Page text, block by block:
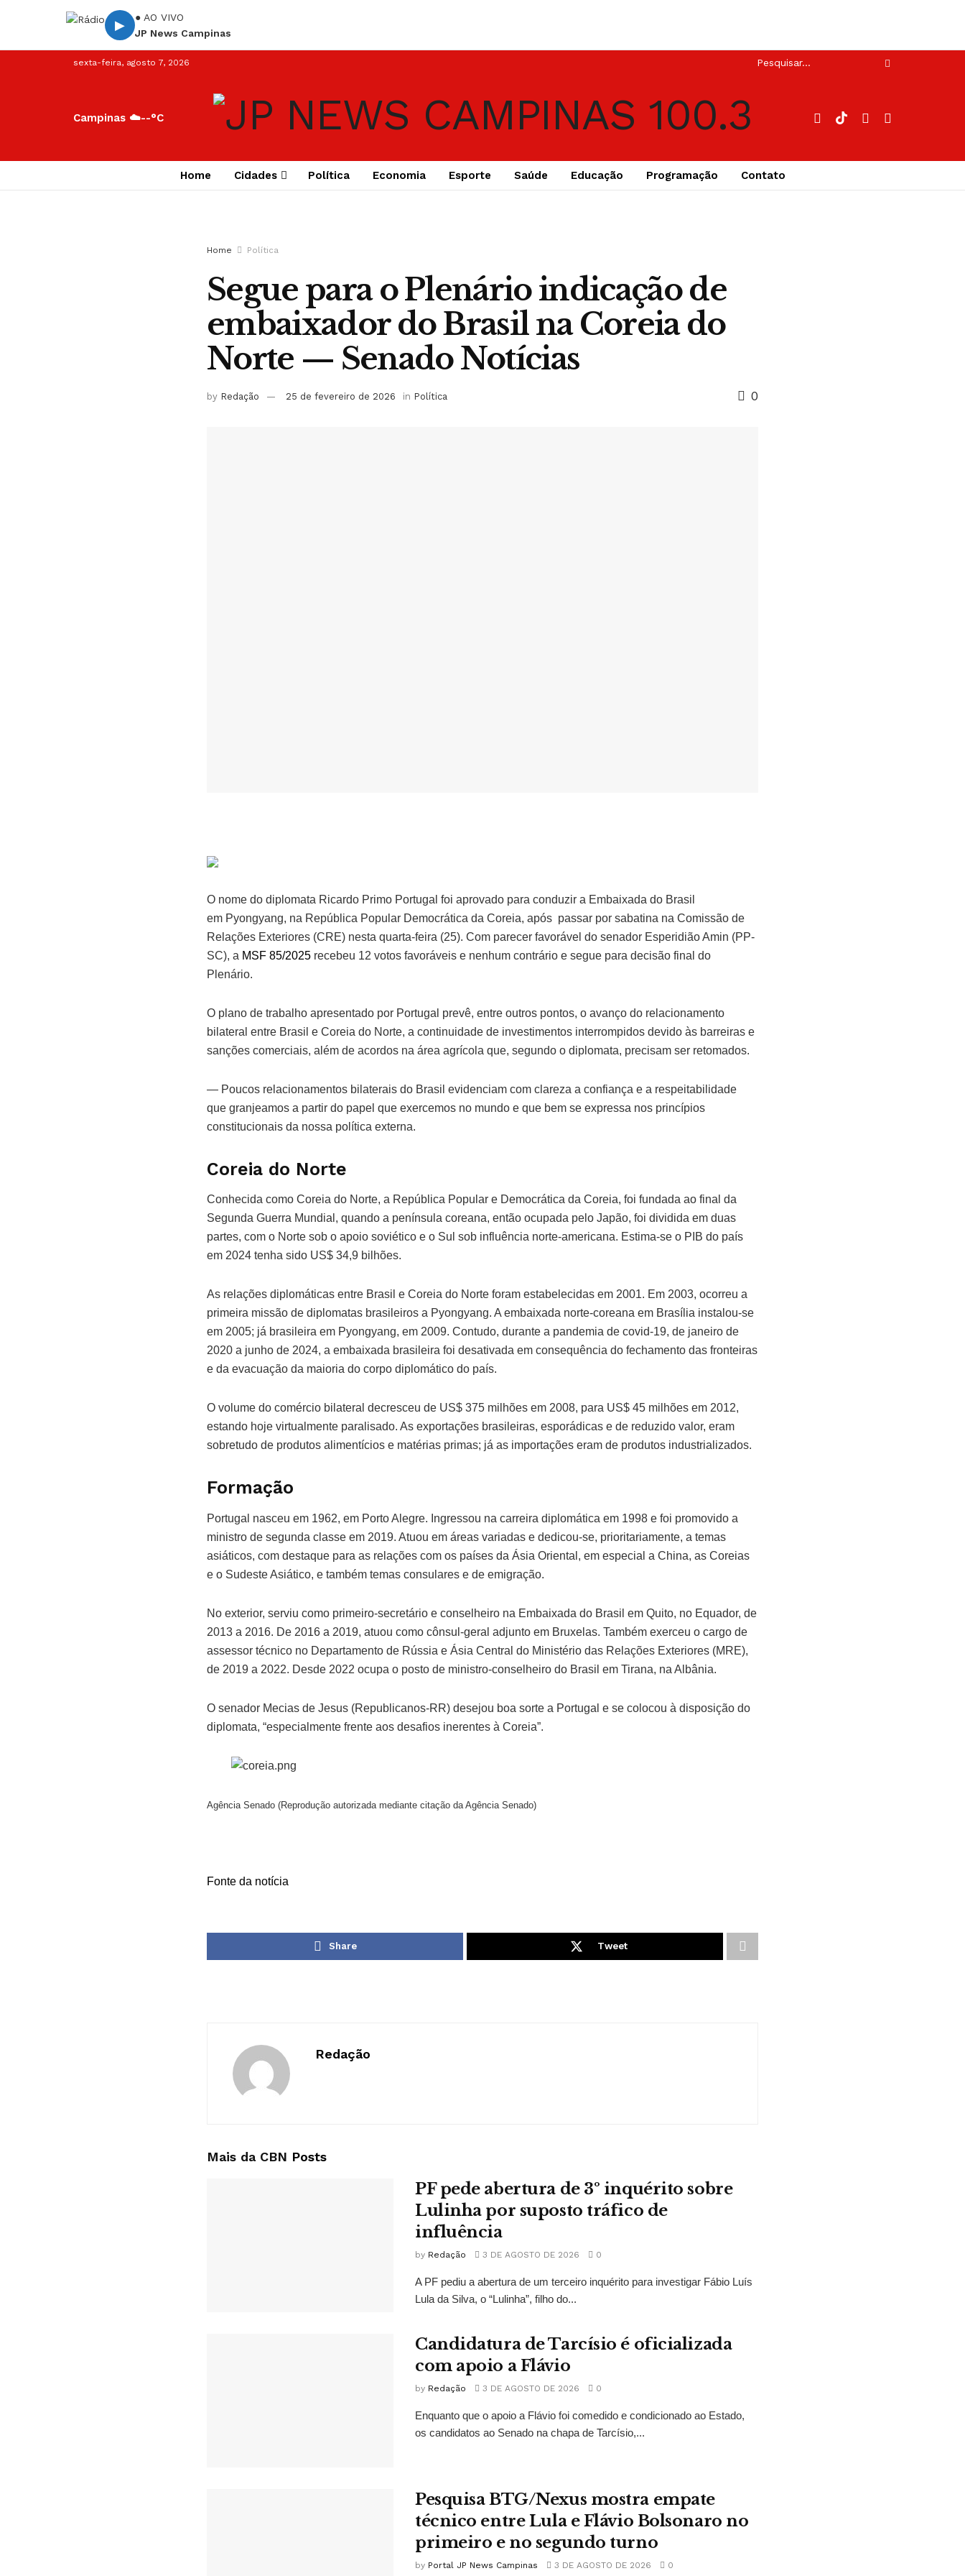
▶
● AO VIVO
JP News Campinas
sexta-feira, agosto 7, 2026
Campinas ☁️--°C
Home Cidades Política Economia Esporte Saúde Educação Programação Contato
Home Política
Segue para o Plenário indicação de
embaixador do Brasil na Coreia do
Norte — Senado Notícias
by Redação 25 de fevereiro de 2026 in Política 0
O nome do diplomata Ricardo Primo Portugal foi aprovado para conduzir a Embaixada do Brasil
em Pyongyang, na República Popular Democrática da Coreia, após passar por sabatina na Comissão de
Relações Exteriores (CRE) nesta quarta-feira (25). Com parecer favorável do senador Esperidião Amin (PP-
SC), a MSF 85/2025 recebeu 12 votos favoráveis e nenhum contrário e segue para decisão final do
Plenário.
O plano de trabalho apresentado por Portugal prevê, entre outros pontos, o avanço do relacionamento
bilateral entre Brasil e Coreia do Norte, a continuidade de investimentos interrompidos devido às barreiras e
sanções comerciais, além de acordos na área agrícola que, segundo o diplomata, precisam ser retomados.
— Poucos relacionamentos bilaterais do Brasil evidenciam com clareza a confiança e a respeitabilidade
que granjeamos a partir do papel que exercemos no mundo e que bem se expressa nos princípios
constitucionais da nossa política externa.
Coreia do Norte
Conhecida como Coreia do Norte, a República Popular e Democrática da Coreia, foi fundada ao final da
Segunda Guerra Mundial, quando a península coreana, então ocupada pelo Japão, foi dividida em duas
partes, com o Norte sob o apoio soviético e o Sul sob influência norte-americana. Estima-se o PIB do país
em 2024 tenha sido US$ 34,9 bilhões.
As relações diplomáticas entre Brasil e Coreia do Norte foram estabelecidas em 2001. Em 2003, ocorreu a
primeira missão de diplomatas brasileiros a Pyongyang. A embaixada norte-coreana em Brasília instalou-se
em 2005; já brasileira em Pyongyang, em 2009. Contudo, durante a pandemia de covid-19, de janeiro de
2020 a junho de 2024, a embaixada brasileira foi desativada em consequência do fechamento das fronteiras
e da evacuação da maioria do corpo diplomático do país.
O volume do comércio bilateral decresceu de US$ 375 milhões em 2008, para US$ 45 milhões em 2012,
estando hoje virtualmente paralisado. As exportações brasileiras, esporádicas e de reduzido valor, eram
sobretudo de produtos alimentícios e matérias primas; já as importações eram de produtos industrializados.
Formação
Portugal nasceu em 1962, em Porto Alegre. Ingressou na carreira diplomática em 1998 e foi promovido a
ministro de segunda classe em 2019. Atuou em áreas variadas e dedicou-se, prioritariamente, a temas
asiáticos, com destaque para as relações com os países da Ásia Oriental, em especial a China, as Coreias
e o Sudeste Asiático, e também temas consulares e de emigração.
No exterior, serviu como primeiro-secretário e conselheiro na Embaixada do Brasil em Quito, no Equador, de
2013 a 2016. De 2016 a 2019, atuou como cônsul-geral adjunto em Bruxelas. Também exerceu o cargo de
assessor técnico no Departamento de Rússia e Ásia Central do Ministério das Relações Exteriores (MRE),
de 2019 a 2022. Desde 2022 ocupa o posto de ministro-conselheiro do Brasil em Tirana, na Albânia.
O senador Mecias de Jesus (Republicanos-RR) desejou boa sorte a Portugal e se colocou à disposição do
diplomata, “especialmente frente aos desafios inerentes à Coreia”.
Agência Senado (Reprodução autorizada mediante citação da Agência Senado)
Fonte da notícia
Share Tweet
Redação
Mais da CBN Posts
PF pede abertura de 3º inquérito sobre
Lulinha por suposto tráfico de
influência
by Redação 3 DE AGOSTO DE 2026 0
A PF pediu a abertura de um terceiro inquérito para investigar Fábio Luís
Lula da Silva, o “Lulinha”, filho do...
Candidatura de Tarcísio é oficializada
com apoio a Flávio
by Redação 3 DE AGOSTO DE 2026 0
Enquanto que o apoio a Flávio foi comedido e condicionado ao Estado,
os candidatos ao Senado na chapa de Tarcísio,...
Pesquisa BTG/Nexus mostra empate
técnico entre Lula e Flávio Bolsonaro no
primeiro e no segundo turno
by Portal JP News Campinas 3 DE AGOSTO DE 2026 0